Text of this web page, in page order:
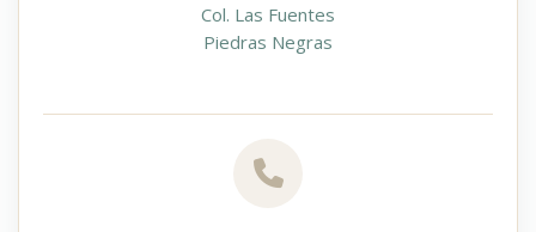
Col. Las Fuentes
Piedras Negras